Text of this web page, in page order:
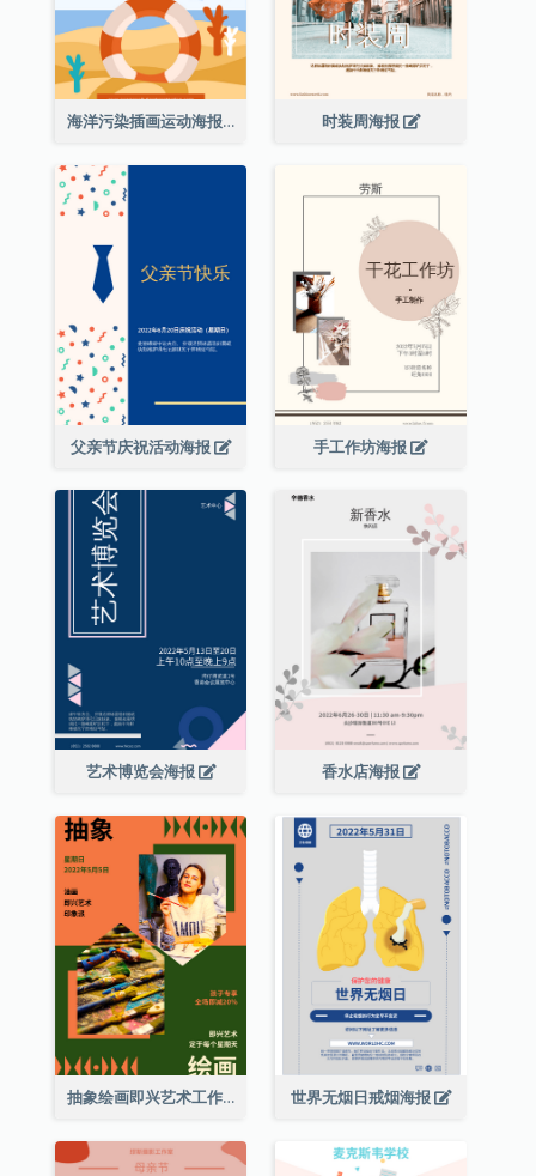
海洋污染插画运动海报 时装周海报
父亲节庆祝活动海报 手工作坊海报
艺术博览会海报 香水店海报
抽象绘画即兴艺术工作坊海报 世界无烟日戒烟海报